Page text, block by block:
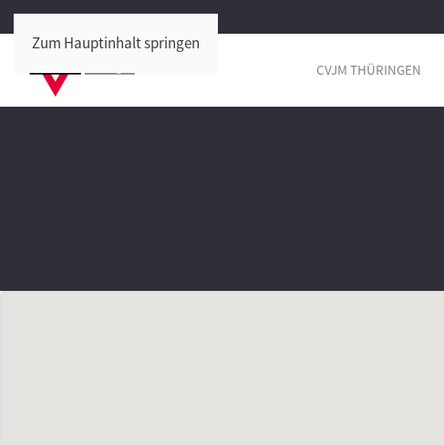
Zum Hauptinhalt springen
CVJM THÜRINGEN